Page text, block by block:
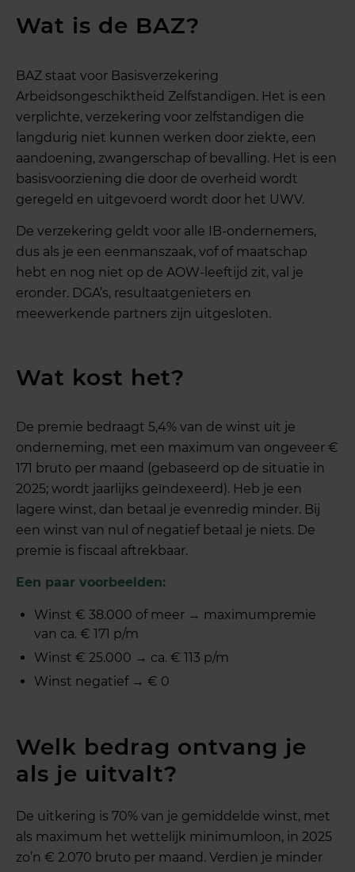
Wat is de BAZ?
BAZ staat voor Basisverzekering
Arbeidsongeschiktheid Zelfstandigen. Het is een
verplichte, verzekering voor zelfstandigen die
langdurig niet kunnen werken door ziekte, een
aandoening, zwangerschap of bevalling. Het is een
basisvoorziening die door de overheid wordt
geregeld en uitgevoerd wordt door het UWV.
De verzekering geldt voor alle IB-ondernemers,
dus als je een eenmanszaak, vof of maatschap
hebt en nog niet op de AOW-leeftijd zit, val je
eronder. DGA’s, resultaatgenieters en
meewerkende partners zijn uitgesloten.
Wat kost het?
De premie bedraagt 5,4% van de winst uit je
onderneming, met een maximum van ongeveer €
171 bruto per maand (gebaseerd op de situatie in
2025; wordt jaarlijks geïndexeerd). Heb je een
lagere winst, dan betaal je evenredig minder. Bij
een winst van nul of negatief betaal je niets. De
premie is fiscaal aftrekbaar.
Een paar voorbeelden:
Winst € 38.000 of meer → maximumpremie
van ca. € 171 p/m
Winst € 25.000 → ca. € 113 p/m
Winst negatief → € 0
Welk bedrag ontvang je
als je uitvalt?
De uitkering is 70% van je gemiddelde winst, met
als maximum het wettelijk minimumloon, in 2025
zo’n € 2.070 bruto per maand. Verdien je minder